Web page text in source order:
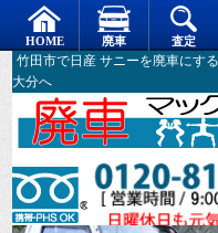
竹田市で日産 サニーを廃車にす
大分へ